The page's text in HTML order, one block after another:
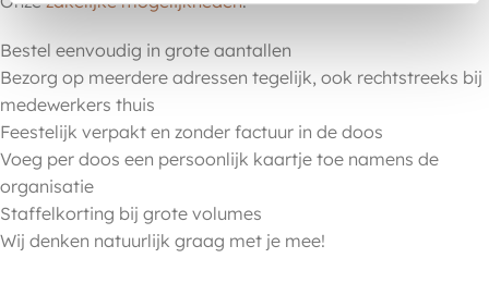
Bestel eenvoudig in grote aantallen
Bezorg op meerdere adressen tegelijk, ook rechtstreeks bij
medewerkers thuis
Feestelijk verpakt en zonder factuur in de doos
Voeg per doos een persoonlijk kaartje toe namens de
organisatie
Staffelkorting bij grote volumes
Wij denken natuurlijk graag met je mee!